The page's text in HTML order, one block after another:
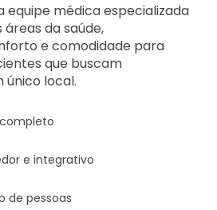
equipe médica especializada
da saúde,
e comodidade para
que buscam
local.
e integrativo
de pessoas